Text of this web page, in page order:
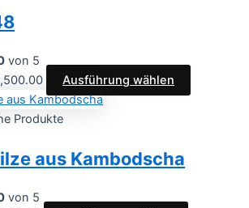
von 5
Ausführung wählen
Produkte
aus Kambodscha
von 5